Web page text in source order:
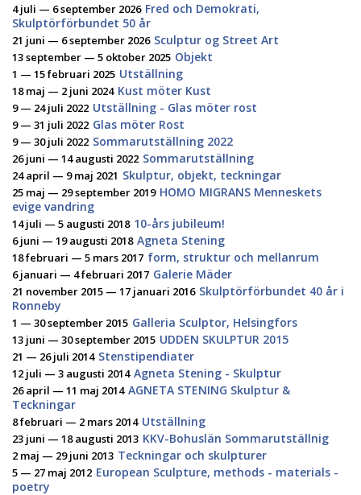
4 juli — 6 september 2026 Fred och Demokrati,
Skulptörförbundet 50 år
21 juni — 6 september 2026 Sculptur og Street Art
13 september — 5 oktober 2025 Objekt
1 — 15 februari 2025 Utställning
18 maj — 2 juni 2024 Kust möter Kust
9 — 24 juli 2022 Utställning - Glas möter rost
9 — 31 juli 2022 Glas möter Rost
9 — 30 juli 2022 Sommarutställning 2022
26 juni — 14 augusti 2022 Sommarutställning
24 april — 9 maj 2021 Skulptur, objekt, teckningar
25 maj — 29 september 2019 HOMO MIGRANS Menneskets
evige vandring
14 juli — 5 augusti 2018 10-års jubileum!
6 juni — 19 augusti 2018 Agneta Stening
18 februari — 5 mars 2017 form, struktur och mellanrum
6 januari — 4 februari 2017 Galerie Mäder
21 november 2015 — 17 januari 2016 Skulptörförbundet 40 år i
Ronneby
1 — 30 september 2015 Galleria Sculptor, Helsingfors
13 juni — 30 september 2015 UDDEN SKULPTUR 2015
21 — 26 juli 2014 Stenstipendiater
12 juli — 3 augusti 2014 Agneta Stening - Skulptur
26 april — 11 maj 2014 AGNETA STENING Skulptur &
Teckningar
8 februari — 2 mars 2014 Utställning
23 juni — 18 augusti 2013 KKV-Bohuslän Sommarutställnig
2 maj — 29 juni 2013 Teckningar och skulpturer
5 — 27 maj 2012 European Sculpture, methods - materials -
poetry